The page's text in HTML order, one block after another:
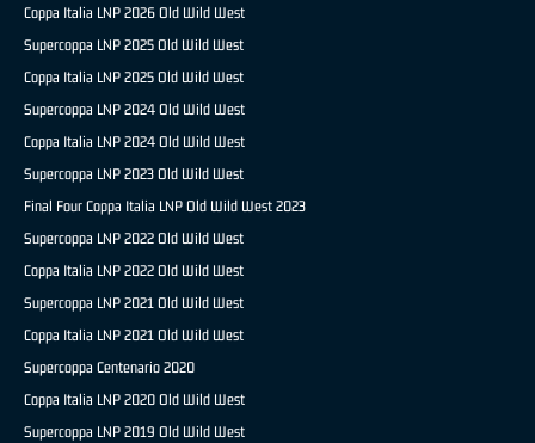
Coppa Italia LNP 2026 Old Wild West
Supercoppa LNP 2025 Old Wild West
Coppa Italia LNP 2025 Old Wild West
Supercoppa LNP 2024 Old Wild West
Coppa Italia LNP 2024 Old Wild West
Supercoppa LNP 2023 Old Wild West
Final Four Coppa Italia LNP Old Wild West 2023
Supercoppa LNP 2022 Old Wild West
Coppa Italia LNP 2022 Old Wild West
Supercoppa LNP 2021 Old Wild West
Coppa Italia LNP 2021 Old Wild West
Supercoppa Centenario 2020
Coppa Italia LNP 2020 Old Wild West
Supercoppa LNP 2019 Old Wild West